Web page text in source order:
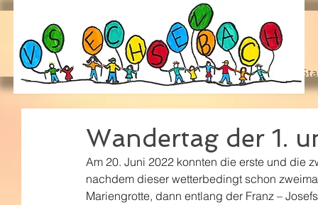
Wandertag der 1.
Am 20. Juni 2022 konnten die erste und die
nachdem dieser wetterbedingt schon
Mariengrotte, dann entlang der Franz –